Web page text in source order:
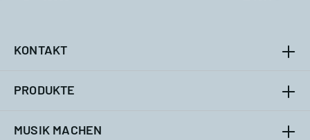
KONTAKT
PRODUKTE
MUSIK MACHEN